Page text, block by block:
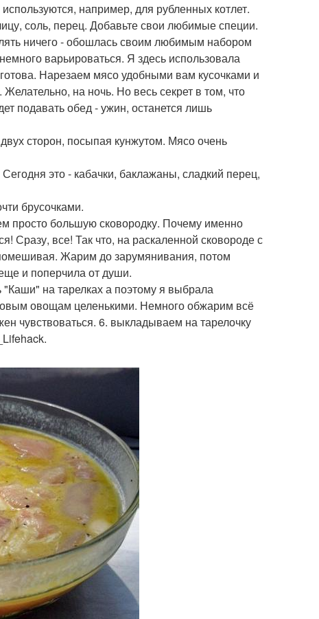
например, для рубленных котлет.
соль, перец. Добавьте свои любимые специи.
ничего - обошлась своим любимым набором
варьироваться. Я здесь использовала
Нарезаем мясо удобными вам кусочками и
на ночь. Но весь секрет в том, что
подавать обед - ужин, останется лишь
сторон, посыпая кунжутом. Мясо очень
это - кабачки, баклажаны, сладкий перец,
брусочками.
просто большую сковородку. Почему именно
Сразу, все! Так что, на раскаленной сковороде с
Жарим до зарумянивания, потом
и поперчила от души.
"Каши" на тарелках а поэтому я выбрала
овощам целенькими. Немного обжарим всё
чувствоваться. 6. выкладываем на тарелочку